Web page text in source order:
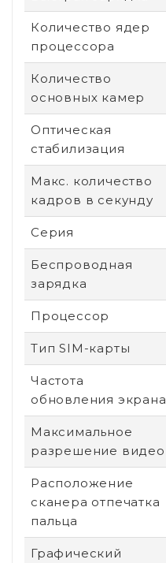
Количество ядер
процессора
Количество
основных камер
Оптическая
стабилизация
Макс. количество
кадров в секунду
Серия
Беспроводная
зарядка
Процессор
Тип SIM-карты
Частота
обновления экрана
Максимальное
разрешение видео
Расположение
сканера отпечатка
пальца
Графический